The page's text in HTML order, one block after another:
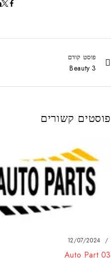
פוסט קודם
Beauty 3
פוסטים קשורים
Auto Part 03